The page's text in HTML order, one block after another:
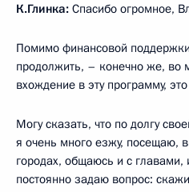
К.Глинка: Спасибо огромное,
Помимо финансовой
продолжить, – конечно же, во
вхождение в эту программу,
Могу сказать, что по долгу
я очень много езжу, посещаю,
городах, общаюсь и с
постоянно задаю вопрос: